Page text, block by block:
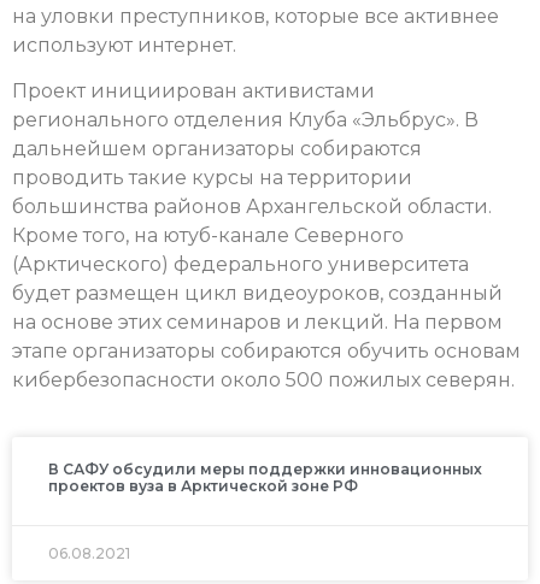
на уловки преступников, которые все активнее
используют интернет.
Проект инициирован активистами
регионального отделения Клуба «Эльбрус». В
дальнейшем организаторы собираются
проводить такие курсы на территории
большинства районов Архангельской области.
Кроме того, на ютуб-канале Северного
(Арктического) федерального университета
будет размещен цикл видеоуроков, созданный
на основе этих семинаров и лекций. На первом
этапе организаторы собираются обучить основам
кибербезопасности около 500 пожилых северян.
В САФУ обсудили меры поддержки инновационных
проектов вуза в Арктической зоне РФ
06.08.2021